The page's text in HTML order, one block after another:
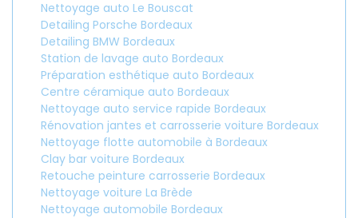
Nettoyage auto Le Bouscat
Detailing Porsche Bordeaux
Detailing BMW Bordeaux
Station de lavage auto Bordeaux
Préparation esthétique auto Bordeaux
Centre céramique auto Bordeaux
Nettoyage auto service rapide Bordeaux
Rénovation jantes et carrosserie voiture Bordeaux
Nettoyage flotte automobile à Bordeaux
Clay bar voiture Bordeaux
Retouche peinture carrosserie Bordeaux
Nettoyage voiture La Brède
Nettoyage automobile Bordeaux